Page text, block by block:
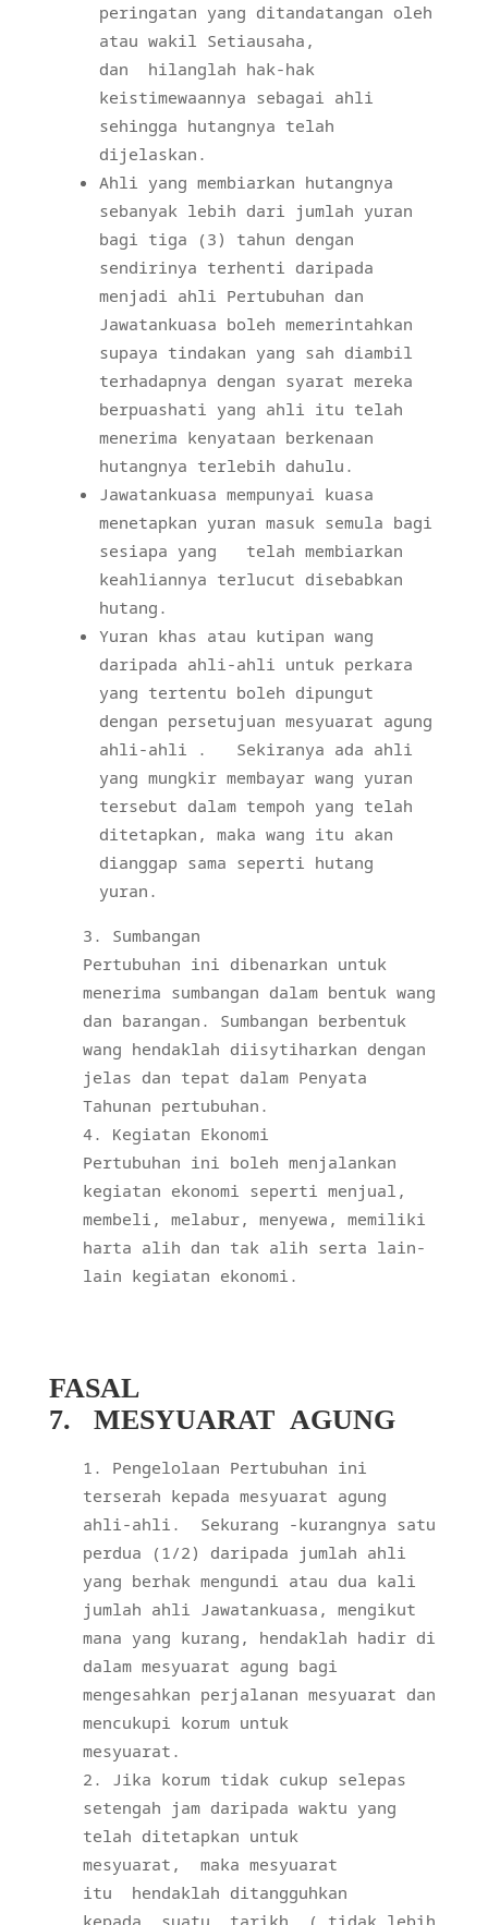
peringatan yang ditandatangan oleh
atau wakil Setiausaha,
dan
hilanglah hak-hak
keistimewaannya sebagai ahli
sehingga hutangnya telah
dijelaskan.
Ahli yang membiarkan hutangnya
sebanyak lebih dari jumlah yuran
bagi tiga (3) tahun dengan
sendirinya terhenti daripada
menjadi ahli Pertubuhan dan
Jawatankuasa boleh memerintahkan
supaya tindakan yang sah diambil
terhadapnya dengan syarat mereka
berpuashati yang ahli itu telah
menerima kenyataan berkenaan
hutangnya terlebih dahulu.
Jawatankuasa mempunyai kuasa
menetapkan yuran masuk semula bagi
sesiapa yang
telah membiarkan
keahliannya terlucut disebabkan
hutang.
Yuran khas atau kutipan wang
daripada ahli-ahli untuk perkara
yang tertentu boleh dipungut
dengan persetujuan mesyuarat agung
ahli-ahli .
Sekiranya ada ahli
yang mungkir membayar wang yuran
tersebut dalam tempoh yang telah
ditetapkan, maka wang itu akan
dianggap sama seperti hutang
yuran.
Sumbangan
Pertubuhan ini dibenarkan untuk
menerima sumbangan dalam bentuk wang
dan barangan. Sumbangan berbentuk
wang hendaklah diisytiharkan dengan
jelas dan tepat dalam Penyata
Tahunan pertubuhan.
Kegiatan Ekonomi
Pertubuhan ini boleh menjalankan
kegiatan ekonomi seperti menjual,
membeli, melabur, menyewa, memiliki
harta alih dan tak alih serta lain-
lain kegiatan ekonomi.
FASAL
7.
MESYUARAT AGUNG
Pengelolaan Pertubuhan ini
terserah kepada mesyuarat agung
ahli-ahli.
Sekurang -kurangnya satu
perdua (1/2) daripada jumlah ahli
yang berhak mengundi atau dua kali
jumlah ahli Jawatankuasa, mengikut
mana yang kurang, hendaklah hadir di
dalam mesyuarat agung bagi
mengesahkan perjalanan mesyuarat dan
mencukupi korum untuk
mesyuarat.
Jika korum tidak cukup selepas
setengah jam daripada waktu yang
telah ditetapkan untuk
mesyuarat,
maka mesyuarat
itu
hendaklah ditangguhkan
kepada
suatu tarikh ( tidak lebih